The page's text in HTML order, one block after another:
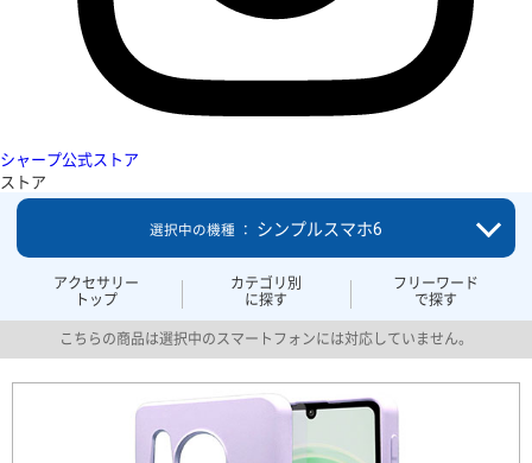
シャープ公式ストア
ストア
アクセサリー
トップ
カテゴリ別
に探す
フリーワード
で探す
選択中の機種 ： シンプルスマホ6
こちらの商品は選択中のスマートフォンには対応していません。